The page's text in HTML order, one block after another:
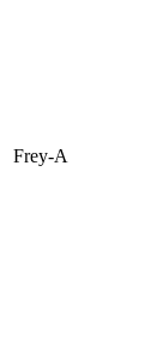
Frey-A